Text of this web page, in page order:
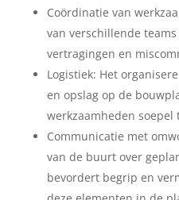
Coördinatie van
van verschillende
vertragingen en
Logistiek: Het
en opslag op de
werkzaamheden soepel
Communicatie met
van de buurt over
bevordert begrip en